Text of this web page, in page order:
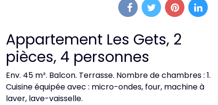
Appartement Les Gets, 2
pièces, 4 personnes
Env. 45 m². Balcon. Terrasse. Nombre de chambres : 1.
Cuisine équipée avec : micro-ondes, four, machine à
laver, lave-vaisselle.